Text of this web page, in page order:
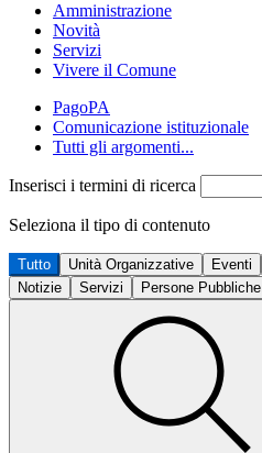
Amministrazione
Novità
Servizi
Vivere il Comune
PagoPA
Comunicazione istituzionale
Tutti gli argomenti...
Inserisci i termini di ricerca
Seleziona il tipo di contenuto
Tutto Unità Organizzative Eventi
Notizie
Servizi Persone Pubbliche